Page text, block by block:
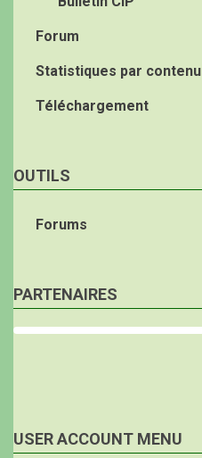
Forum
Statistiques par contenu
Téléchargement
OUTILS
Forums
PARTENAIRES
USER ACCOUNT MENU